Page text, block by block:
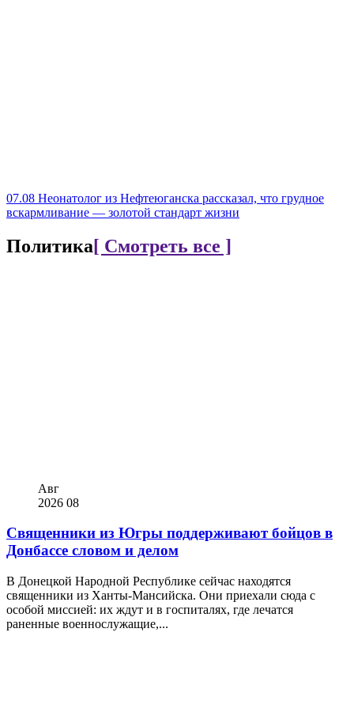
07.08 Неонатолог из Нефтеюганска рассказал, что грудное
вскармливание — золотой стандарт жизни
Политика[ Смотреть все ]
Авг
2026 08
Священники из Югры поддерживают бойцов в
Донбассе словом и делом
В Донецкой Народной Республике сейчас находятся
священники из Ханты-Мансийска. Они приехали сюда с
особой миссией: их ждут и в госпиталях, где лечатся
раненные военнослужащие,...